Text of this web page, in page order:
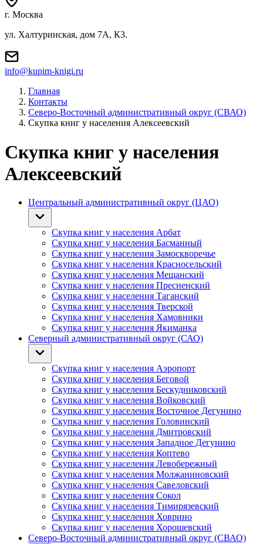
г. Москва
ул. Халтуринская, дом 7А, К3.
info@kupim-knigi.ru
Главная
Контакты
Северо-Восточный административный округ (СВАО)
Скупка книг у населения Алексеевский
Скупка книг у населения
Алексеевский
Центральный административный округ (ЦАО)
Скупка книг у населения Арбат
Скупка книг у населения Басманный
Скупка книг у населения Замоскворечье
Скупка книг у населения Красносельский
Скупка книг у населения Мещанский
Скупка книг у населения Пресненский
Скупка книг у населения Таганский
Скупка книг у населения Тверской
Скупка книг у населения Хамовники
Скупка книг у населения Якиманка
Северный административный округ (САО)
Скупка книг у населения Аэропорт
Скупка книг у населения Беговой
Скупка книг у населения Бескудниковский
Скупка книг у населения Войковский
Скупка книг у населения Восточное Дегунино
Скупка книг у населения Головинский
Скупка книг у населения Дмитровский
Скупка книг у населения Западное Дегунино
Скупка книг у населения Коптево
Скупка книг у населения Левобережный
Скупка книг у населения Молжаниновский
Скупка книг у населения Савеловский
Скупка книг у населения Сокол
Скупка книг у населения Тимирязевский
Скупка книг у населения Ховрино
Скупка книг у населения Хорошевский
Северо-Восточный административный округ (СВАО)